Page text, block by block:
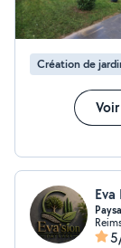
Création de